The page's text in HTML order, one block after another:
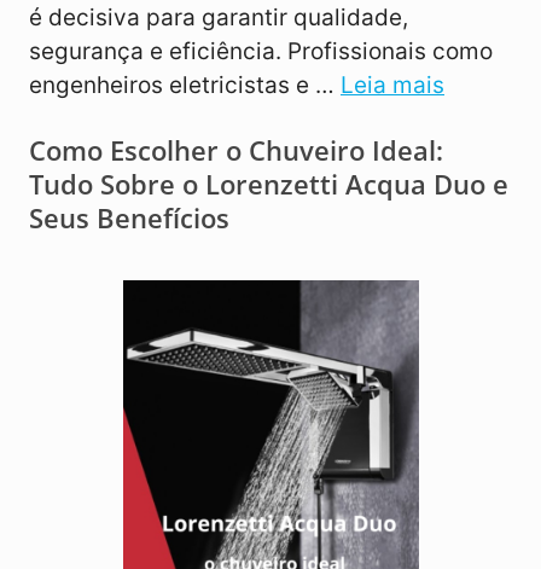
é decisiva para garantir qualidade,
segurança e eficiência. Profissionais como
engenheiros eletricistas e … Leia mais
Como Escolher o Chuveiro Ideal:
Tudo Sobre o Lorenzetti Acqua Duo e
Seus Benefícios